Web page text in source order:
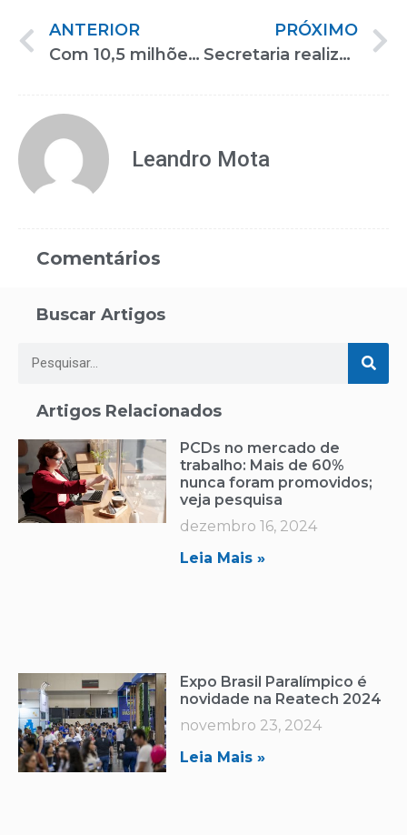
ANTERIOR
Com 10,5 milhões de atendimentos nos últimos 10 anos, sendo 80% pelo SUS, AACD se consolida como centro ortopédico de referência no Brasil
PRÓXIMO
Secretaria realiza cursos à distância de Audiodescrição e Orientação e Mobilidade
Leandro Mota
Comentários
Buscar Artigos
Artigos Relacionados
PCDs no mercado de
trabalho: Mais de 60%
nunca foram promovidos;
veja pesquisa
dezembro 16, 2024
Leia Mais »
Expo Brasil Paralímpico é
novidade na Reatech 2024
novembro 23, 2024
Leia Mais »